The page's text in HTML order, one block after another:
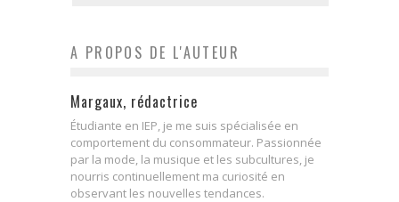
A PROPOS DE L'AUTEUR
Margaux, rédactrice
Étudiante en IEP, je me suis spécialisée en
comportement du consommateur. Passionnée
par la mode, la musique et les subcultures, je
nourris continuellement ma curiosité en
observant les nouvelles tendances.